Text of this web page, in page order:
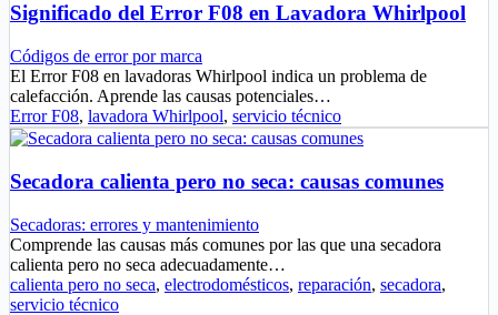
Significado del Error F08 en Lavadora Whirlpool
Códigos de error por marca
El Error F08 en lavadoras Whirlpool indica un problema de
calefacción. Aprende las causas potenciales…
Error F08, lavadora Whirlpool, servicio técnico
Secadora calienta pero no seca: causas comunes
Secadoras: errores y mantenimiento
Comprende las causas más comunes por las que una secadora
calienta pero no seca adecuadamente…
calienta pero no seca, electrodomésticos, reparación, secadora,
servicio técnico